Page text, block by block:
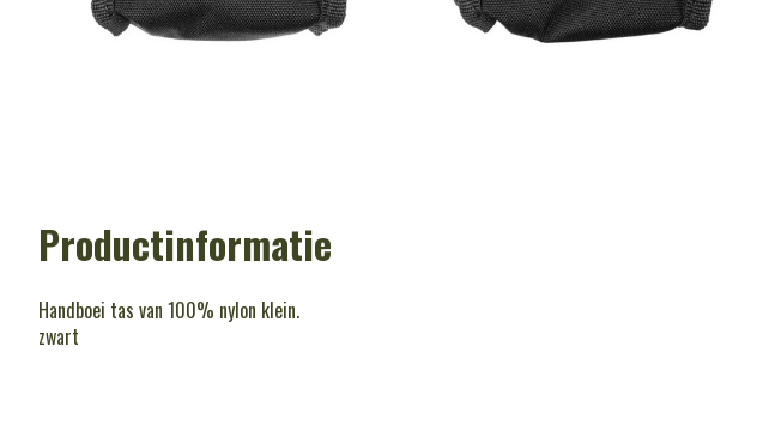
Productinformatie
Handboei tas van 100% nylon klein.
zwart